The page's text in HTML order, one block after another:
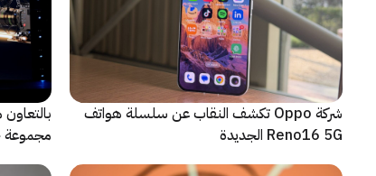
شركة Oppo تكشف النقاب عن سلسلة هواتف
Reno16 5G الجديدة
مجموعة